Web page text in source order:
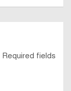
Required fields